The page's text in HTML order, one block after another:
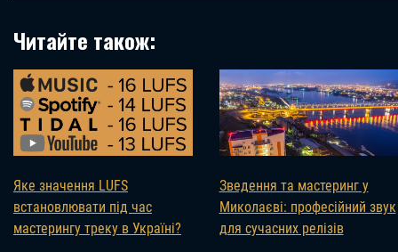
Читайте також:
Яке значення LUFS
встановлювати під час
мастерингу треку в Україні?
Зведення та мастеринг у
Миколаєві: професійний звук
для сучасних релізів